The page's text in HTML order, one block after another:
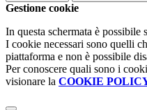
Gestione cookie
In questa schermata è
I cookie necessari sono quelli
piattaforma e non è possibile
Per conoscere quali sono i
visionare la COOKIE